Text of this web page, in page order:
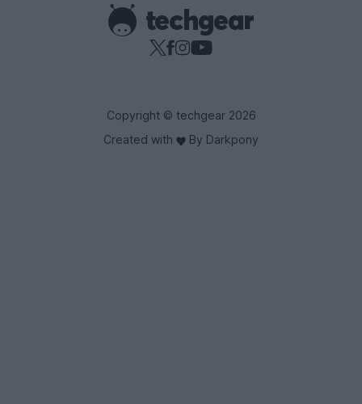
Copyright © techgear 2026
Created with
By Darkpony